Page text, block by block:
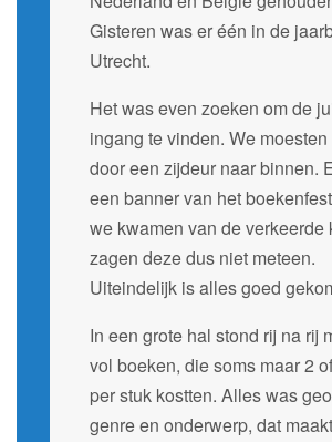
Gisteren was er één in de
Utrecht.
Het was even zoeken om de
ingang te vinden. We
door een zijdeur naar binnen.
een banner van het
we kwamen van de verkeerde
zagen deze dus niet meteen.
Uiteindelijk is alles goed
In een grote hal stond rij na rij
vol boeken, die soms maar 2
per stuk kostten. Alles was
genre en onderwerp, dat